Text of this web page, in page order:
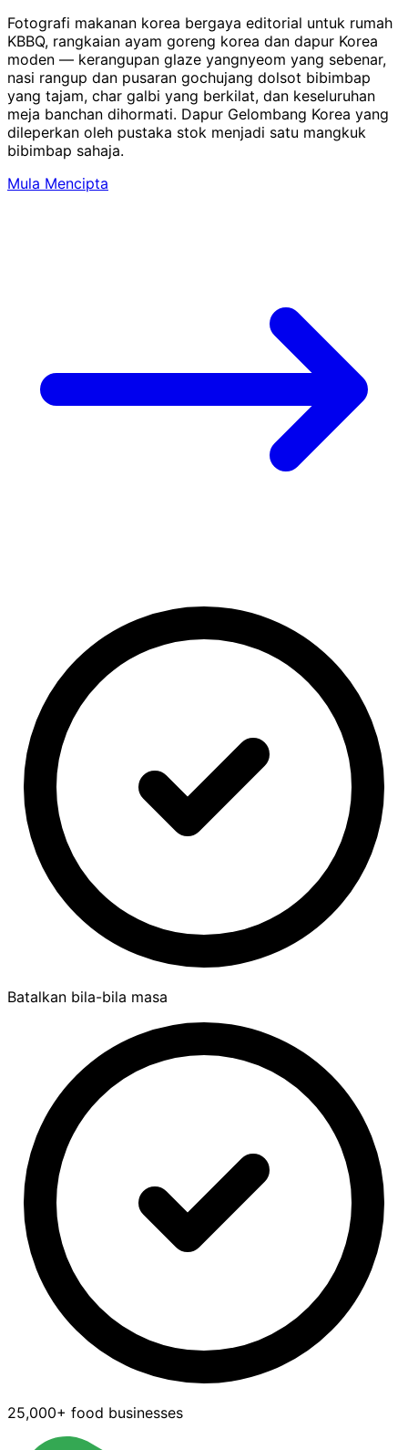
Fotografi makanan korea bergaya editorial untuk rumah
KBBQ, rangkaian ayam goreng korea dan dapur Korea
moden — kerangupan glaze yangnyeom yang sebenar,
nasi rangup dan pusaran gochujang dolsot bibimbap
yang tajam, char galbi yang berkilat, dan keseluruhan
meja banchan dihormati. Dapur Gelombang Korea yang
dileperkan oleh pustaka stok menjadi satu mangkuk
bibimbap sahaja.
Mula Mencipta
Batalkan bila-bila masa
25,000+ food businesses